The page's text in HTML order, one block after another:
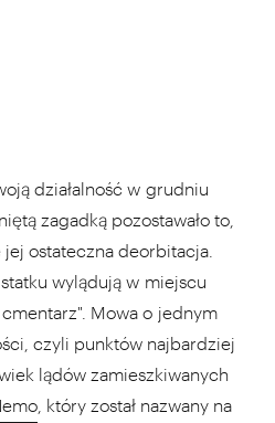
działalność w grudniu
zagadką pozostawało to,
ostateczna deorbitacja.
wylądują w miejscu
Mowa o jednym
czyli punktów najbardziej
lądów zamieszkiwanych
, który został nazwany na